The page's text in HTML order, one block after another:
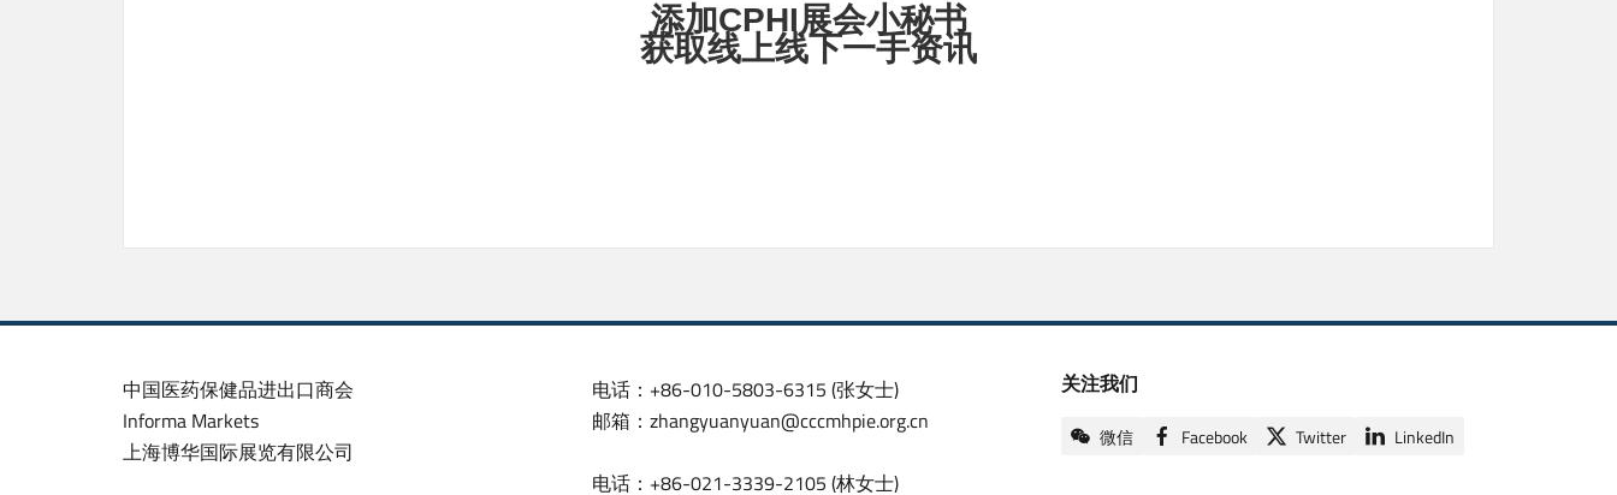
添加CPHI展会小秘书
获取线上线下一手资讯
中国医药保健品进出口商会
Informa Markets
上海博华国际展览有限公司
电话：+86-010-5803-6315 (张女士)
邮箱：zhangyuanyuan@cccmhpie.org.cn
电话：+86-021-3339-2105 (林女士)
关注我们
微信 Facebook Twitter LinkedIn